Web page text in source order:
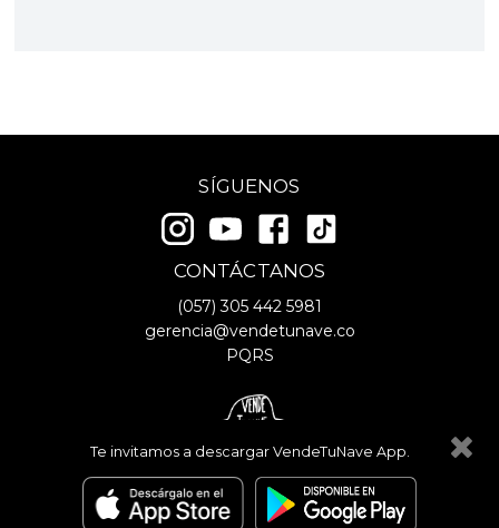
Te invitamos a descargar VendeTuNave App.
SÍGUENOS
CONTÁCTANOS
(057)305 442 5981
gerencia@vendetunave.co
PQRS
© Copyright2026 - VendeTuNave
Términos y Condiciones